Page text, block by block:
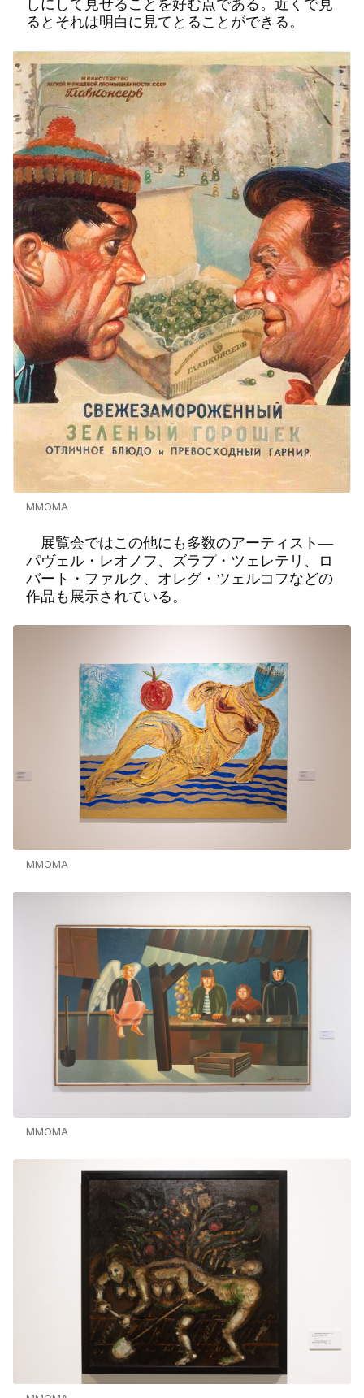
しにして見せることを好む点である。近くで見
るとそれは明白に見てとることができる。
MMOMA
展覧会ではこの他にも多数のアーティスト―
パヴェル・レオノフ、ズラプ・ツェレテリ、ロ
バート・ファルク、オレグ・ツェルコフなどの
作品も展示されている。
MMOMA
MMOMA